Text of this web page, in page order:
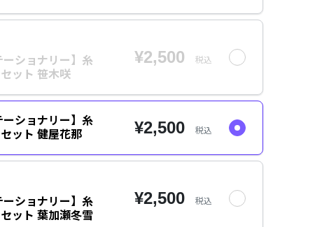
ーショナリー】糸
ット 笹木咲
¥2,500 税込
ーショナリー】糸
ット 健屋花那
¥2,500 税込
ーショナリー】糸
ット 葉加瀬冬雪
¥2,500 税込